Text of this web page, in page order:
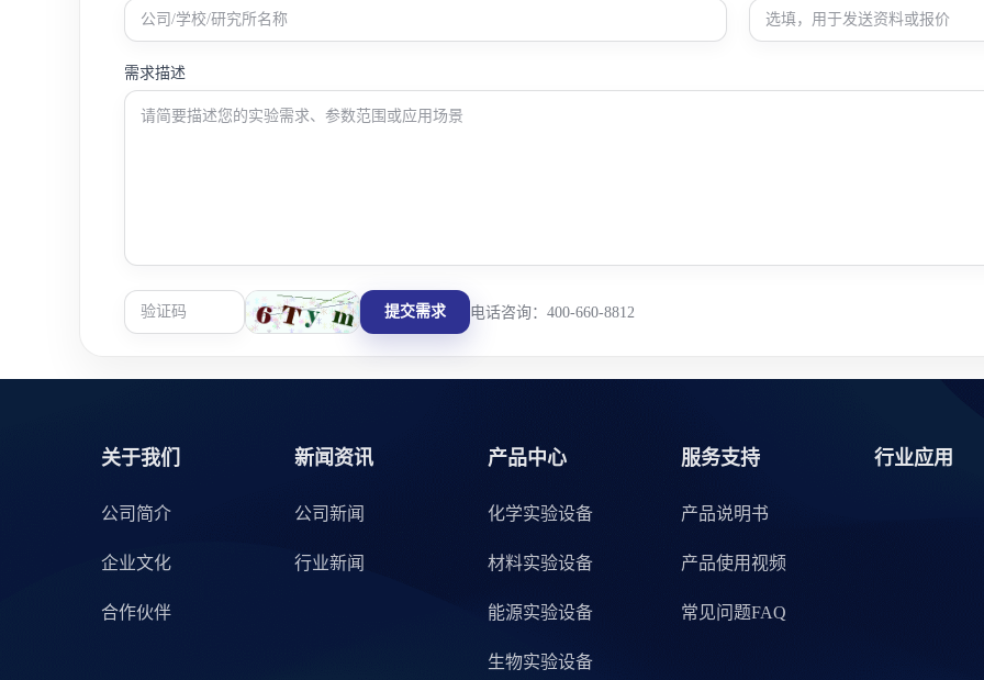
需求描述
提交需求 电话咨询：400-660-8812
关于我们
公司简介
企业文化
合作伙伴
新闻资讯
公司新闻
行业新闻
产品中心
化学实验设备
材料实验设备
能源实验设备
生物实验设备
服务支持
产品说明书
产品使用视频
常见问题FAQ
行业应用